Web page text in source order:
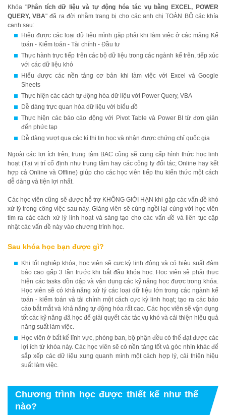
Khóa "Phân tích dữ liệu và tự động hóa tác vụ bằng EXCEL, POWER
QUERY, VBA" đã ra đời nhằm trang bị cho các anh chị TOÀN BỘ các khía
cạnh sau:
Hiểu được các loại dữ liệu mình gặp phải khi làm việc ở các mảng Kế
toán - Kiểm toán - Tài chính - Đầu tư
Thực hành trực tiếp trên các bộ dữ liệu trong các ngành kể trên, tiếp xúc
với các dữ liệu khó
Hiểu được các nền tảng cơ bản khi làm việc với Excel và Google
Sheets
Thực hiện các cách tự động hóa dữ liệu với Power Query, VBA
Dễ dàng trực quan hóa dữ liệu với biểu đồ
Thực hiện các báo cáo động với Pivot Table và Power BI từ đơn giản
đến phức tạp
Dễ dàng vượt qua các kì thi tin học và nhận được chứng chỉ quốc gia
Ngoài các lợi ích trên, trung tâm BAC cũng sẽ cung cấp hình thức học linh
hoạt (Tại vị trí cố định như trung tâm hay các công ty đối tác; Online hay kết
hợp cả Online và Offline) giúp cho các học viên tiếp thu kiến thức một cách
dễ dàng và tiện lợi nhất.
Các học viên cũng sẽ được hỗ trợ KHÔNG GIỚI HẠN khi gặp các vấn đề khó
xử lý trong công việc sau này. Giảng viên sẽ cùng ngồi lại cùng với học viên
tìm ra các cách xử lý linh hoạt và sáng tạo cho các vấn đề và liên tục cập
nhật các vấn đề này vào chương trình học.
Sau khóa học bạn được gì?
Khi tốt nghiệp khóa, học viên sẽ cực kỳ linh động và có hiệu suất đảm
bảo cao gấp 3 lần trước khi bắt đầu khóa học. Học viên sẽ phải thực
hiện các tasks dồn dập và vận dụng các kỹ năng học được trong khóa.
Học viên sẽ có khả năng xử lý các loại dữ liệu lớn trong các ngành kế
toán - kiểm toán và tài chính một cách cực kỳ linh hoạt; tạo ra các báo
cáo bắt mắt và khả năng tự động hóa rất cao. Các học viên sẽ vận dụng
tốt các kỹ năng đã học để giải quyết các tác vụ khó và cải thiện hiệu quả
năng suất làm việc.
Học viên ở bất kể lĩnh vực, phòng ban, bộ phận đều có thể đạt được các
lợi ích từ khóa này. Các học viên sẽ có nền tảng tốt và góc nhìn khác để
sắp xếp các dữ liệu xung quanh mình một cách hợp lý, cải thiện hiệu
suất làm việc.
Chương trình học được thiết kế như thế
nào?